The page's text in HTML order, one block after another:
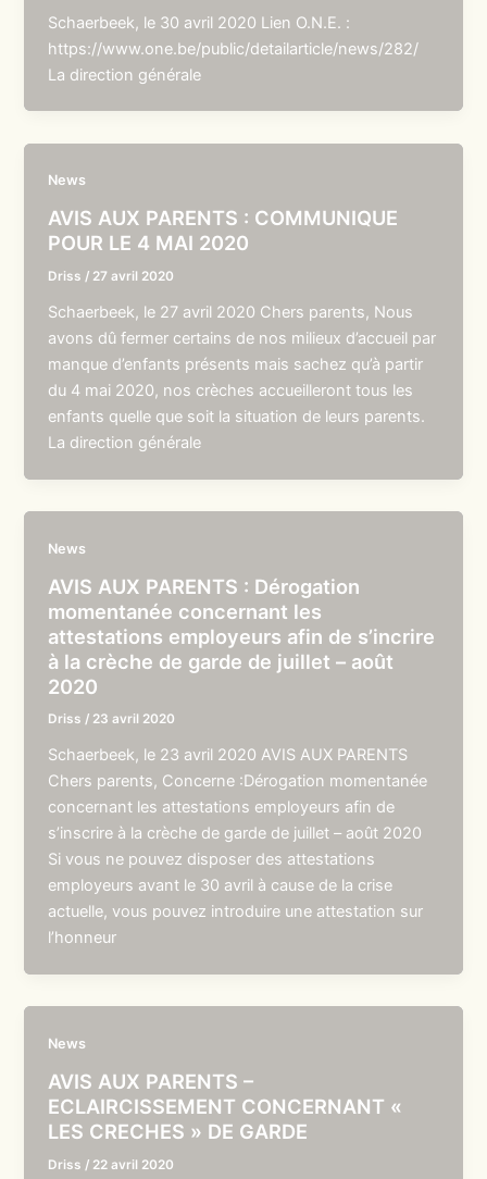
Schaerbeek, le 30 avril 2020 Lien O.N.E. :
https://www.one.be/public/detailarticle/news/282/
La direction générale
News
AVIS AUX PARENTS : COMMUNIQUE
POUR LE 4 MAI 2020
Driss / 27 avril 2020
Schaerbeek, le 27 avril 2020 Chers parents, Nous
avons dû fermer certains de nos milieux d’accueil par
manque d’enfants présents mais sachez qu’à partir
du 4 mai 2020, nos crèches accueilleront tous les
enfants quelle que soit la situation de leurs parents.
La direction générale
News
AVIS AUX PARENTS : Dérogation
momentanée concernant les
attestations employeurs afin de s’incrire
à la crèche de garde de juillet – août
2020
Driss / 23 avril 2020
Schaerbeek, le 23 avril 2020 AVIS AUX PARENTS
Chers parents, Concerne :Dérogation momentanée
concernant les attestations employeurs afin de
s’inscrire à la crèche de garde de juillet – août 2020
Si vous ne pouvez disposer des attestations
employeurs avant le 30 avril à cause de la crise
actuelle, vous pouvez introduire une attestation sur
l’honneur
News
AVIS AUX PARENTS –
ECLAIRCISSEMENT CONCERNANT «
LES CRECHES » DE GARDE
Driss / 22 avril 2020